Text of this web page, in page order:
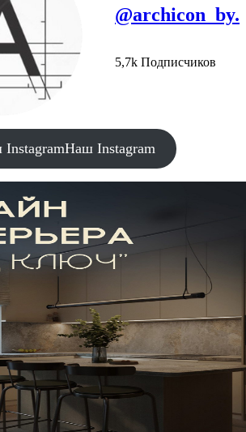
@archicon_by.
5,7k Подписчиков
Наш Instagram